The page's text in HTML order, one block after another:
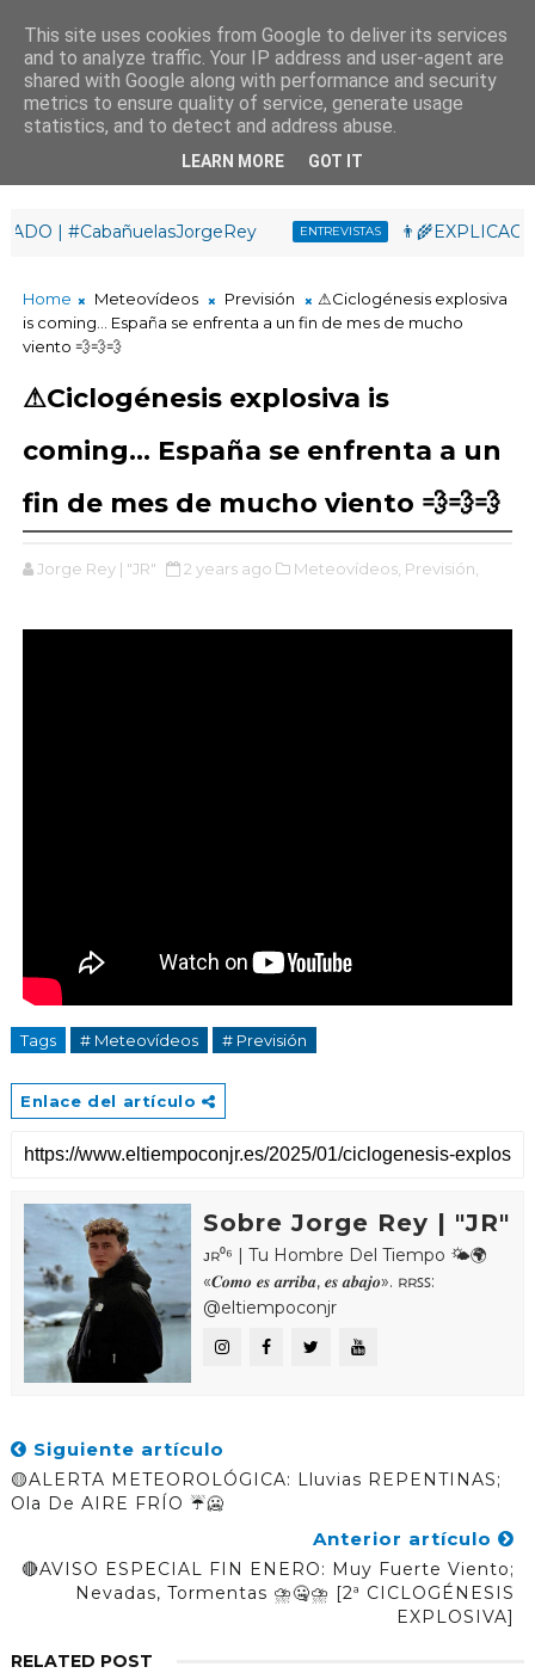
¡Buen día!
15:25 :00
| #CabañuelasJorgeRey ENTREVISTAS 👨‍🌾EXPLICACIÓN:
Home Meteovídeos Previsión
⚠Ciclogénesis explosiva
is coming... España se enfrenta a un fin de mes de mucho
viento 💨💨💨
⚠Ciclogénesis explosiva is
coming... España se enfrenta a un
fin de mes de mucho viento 💨💨💨
Jorge Rey | "JR" 2 years ago Meteovídeos, Previsión,
Tags # Meteovídeos # Previsión
Enlace del artículo
Sobre Jorge Rey | "JR"
ᴊʀ⁰⁶ | Tu Hombre Del Tiempo 🌤🌍
«𝑪𝒐𝒎𝒐 𝒆𝒔 𝒂𝒓𝒓𝒊𝒃𝒂, 𝒆𝒔 𝒂𝒃𝒂𝒋𝒐». ʀʀꜱꜱ:
@eltiempoconjr
Siguiente artículo
🟡ALERTA METEOROLÓGICA: Lluvias REPENTINAS;
Ola De AIRE FRÍO ☔🥶
Anterior artículo
🔴AVISO ESPECIAL FIN ENERO: Muy Fuerte Viento;
Nevadas, Tormentas ⛈️🤐⛈️ [2ª CICLOGÉNESIS
EXPLOSIVA]
RELATED POST
This site uses cookies from Google to deliver its services
and to analyze traffic. Your IP address and user-agent are
shared with Google along with performance and security
metrics to ensure quality of service, generate usage
statistics, and to detect and address abuse.
LEARN MORE GOT IT